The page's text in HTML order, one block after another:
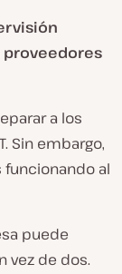
a los
Sin embargo,
al
puede
vez de dos.